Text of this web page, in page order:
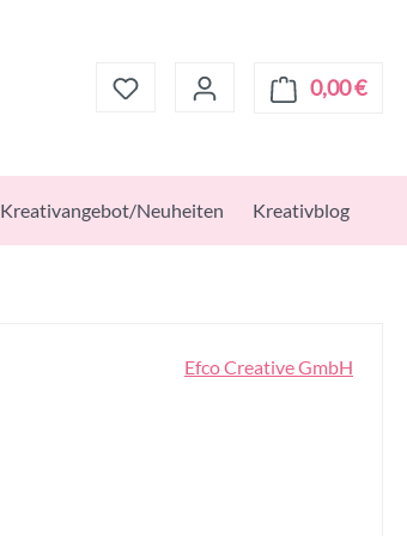
0,00 €
Kreativangebot/Neuheiten Kreativblog
Efco Creative GmbH